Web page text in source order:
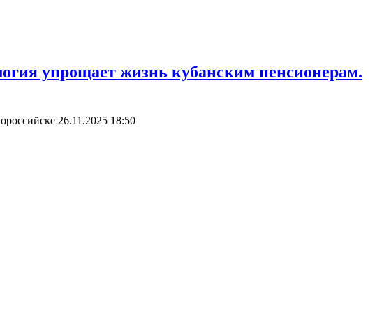
упрощает жизнь кубанским пенсионерам.
26.11.2025 18:50